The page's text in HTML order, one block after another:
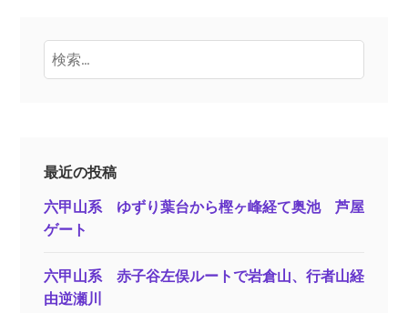
検
索:
最近の投稿
六甲山系 ゆずり葉台から樫ヶ峰経て奥池 芦屋
ゲート
六甲山系 赤子谷左俣ルートで岩倉山、行者山経
由逆瀬川